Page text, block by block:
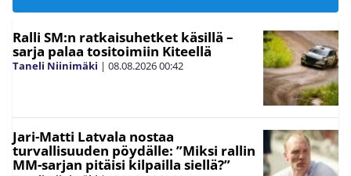
Ralli SM:n ratkaisuhetket käsillä –
sarja palaa tositoimiin Kiteellä
Taneli Niinimäki | 08.08.202600:42
Jari-Matti Latvala nostaa
turvallisuuden pöydälle: ”Miksi rallin
MM-sarjan pitäisi kilpailla siellä?”